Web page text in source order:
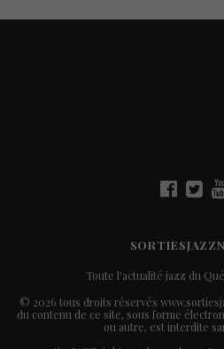
Toute l'actualité jazz du
© 2026 tous droits réservés
du contenu de ce site, sous forme
ou autre, est interdite